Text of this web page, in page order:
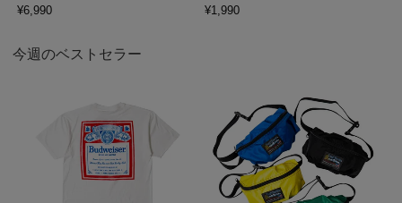
¥6,990
¥1,990
今週のベストセラー